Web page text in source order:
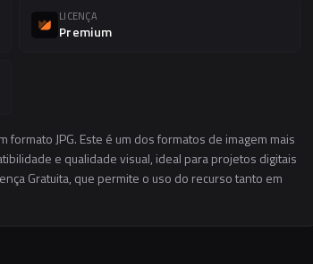
LICENÇA
Premium
JPG. Este é um dos formatos de imagem mais
e qualidade visual, ideal para projetos digitais
Gratuita, que permite o uso do recurso tanto em